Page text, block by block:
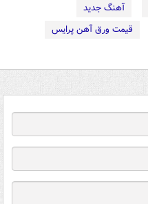
آهنگ جدید
قیمت ورق آهن پرایس